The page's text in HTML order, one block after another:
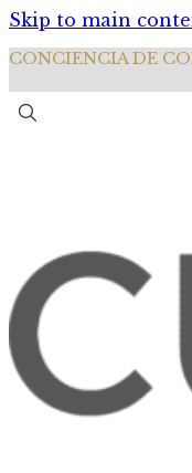
Skip to main
CONCIENCIA DE